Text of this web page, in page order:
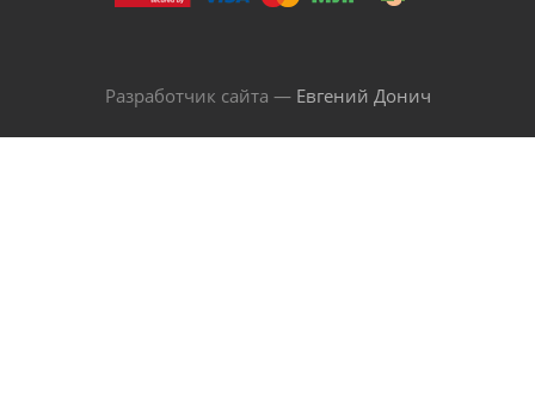
Разработчик сайта — Евгений Донич